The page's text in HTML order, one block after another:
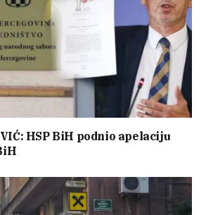
HSP BiH podnio apelaciju